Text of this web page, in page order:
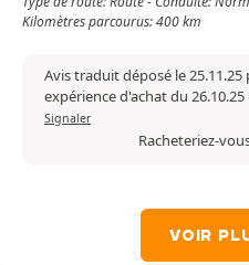
Kilomètres parcourus: 400 km
Avis traduit déposé le
expérience d'achat du 26.10.25
Signaler
Racheteriez-
VOIR